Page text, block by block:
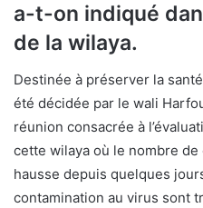
a-t-on indiqué
de la wilaya.
Destinée à préserver la
été décidée par le wali
réunion consacrée à
cette wilaya où le nombre
hausse depuis quelques
contamination au virus sont